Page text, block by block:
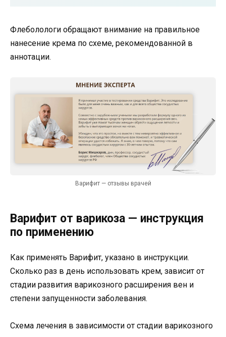
Флеболологи обращают внимание на правильное
нанесение крема по схеме, рекомендованной в
аннотации.
Варифит — отзывы врачей
Варифит от варикоза — инструкция
по применению
Как применять Варифит, указано в инструкции.
Сколько раз в день использовать крем, зависит от
стадии развития варикозного расширения вен и
степени запущенности заболевания.
Схема лечения в зависимости от стадии варикозного